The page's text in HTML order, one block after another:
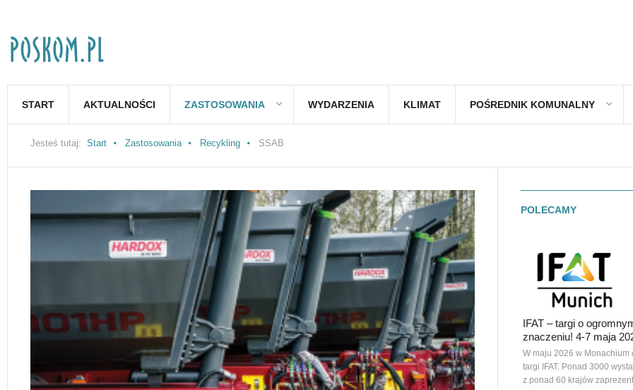
START AKTUALNOŚCI ZASTOSOWANIA WYDARZENIA KLIMAT POŚREDNIK KOMUNALNY
Jesteś tutaj: Start Zastosowania Recykling SSAB
POLECAMY
IFAT – targi o
znaczeniu! 4-7 maja
W maju 2026 w Monachium
targi IFAT. Ponad 3000
z ponad 60 krajów